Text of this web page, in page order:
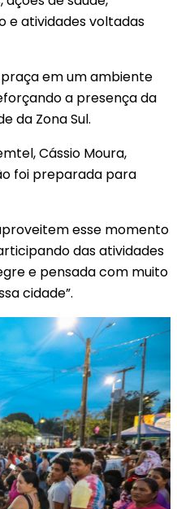
e atividades voltadas
em um ambiente
a presença da
da Zona Sul.
Cássio Moura,
foi preparada para
esse momento
das atividades
e pensada com muito
cidade”.